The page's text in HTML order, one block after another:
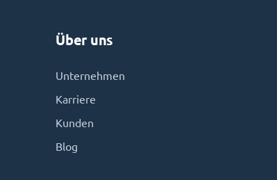
Über uns
Unternehmen
Karriere
Kunden
Blog